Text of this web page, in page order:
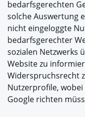
bedarfsgerechten
solche Auswertung
nicht eingeloggte
bedarfsgerechter
sozialen Netzwerks
Website zu
Widerspruchsrecht
Nutzerprofile, wobei
Google richten